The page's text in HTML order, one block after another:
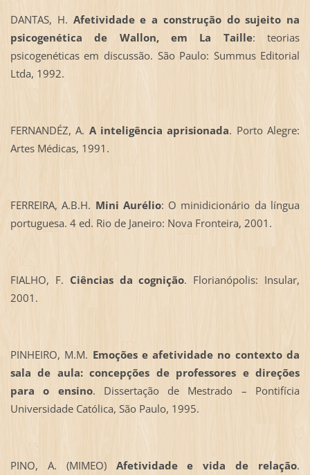
DANTAS, H. Afetividade e a construção do sujeito na
psicogenética de Wallon, em La Taille: teorias
psicogenéticas em discussão. São Paulo: Summus Editorial
Ltda, 1992.
FERNANDÉZ, A. A inteligência aprisionada. Porto Alegre:
Artes Médicas, 1991.
FERREIRA, A.B.H. Mini Aurélio: O minidicionário da língua
portuguesa. 4 ed. Rio de Janeiro: Nova Fronteira, 2001.
FIALHO, F. Ciências da cognição. Florianópolis: Insular,
2001.
PINHEIRO, M.M. Emoções e afetividade no contexto da
sala de aula: concepções de professores e direções
para o ensino. Dissertação de Mestrado – Pontifícia
Universidade Católica, São Paulo, 1995.
PINO, A. (MIMEO) Afetividade e vida de relação.